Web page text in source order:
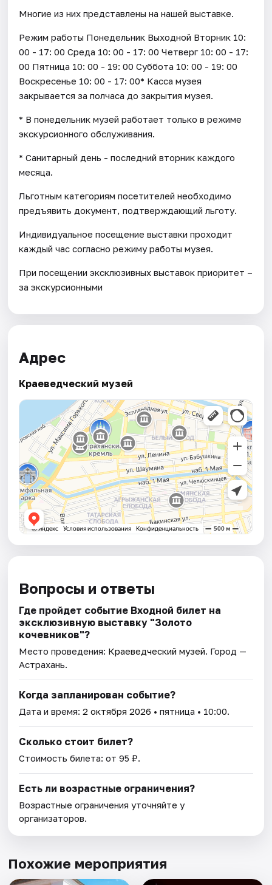
Многие из них представлены на нашей выставке.
Режим работы Понедельник Выходной Вторник 10:
00 - 17: 00 Среда 10: 00 - 17: 00 Четверг 10: 00 - 17:
00 Пятница 10: 00 - 19: 00 Суббота 10: 00 - 19: 00
Воскресенье 10: 00 - 17: 00* Касса музея
закрывается за полчаса до закрытия музея.
* В понедельник музей работает только в режиме
экскурсионного обслуживания.
* Санитарный день - последний вторник каждого
месяца.
Льготным категориям посетителей необходимо
предъявить документ, подтверждающий льготу.
Индивидуальное посещение выставки проходит
каждый час согласно режиму работы музея.
При посещении эксклюзивных выставок приоритет –
за экскурсионными
Адрес
Краеведческий музей
Вопросы и ответы
Где пройдет событие Входной билет на
эксклюзивную выставку "Золото
кочевников"?
Место проведения: Краеведческий музей. Город —
Астрахань.
Когда запланирован событие?
Дата и время:2 октября 2026 • пятница • 10:00.
Сколько стоит билет?
Стоимость билета: от 95 ₽.
Есть ли возрастные ограничения?
Возрастные ограничения уточняйте у
организаторов.
Похожие мероприятия